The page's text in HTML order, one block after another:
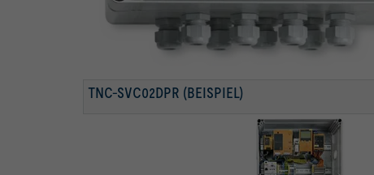
TNC-SVC02DPR (BEISPIEL)